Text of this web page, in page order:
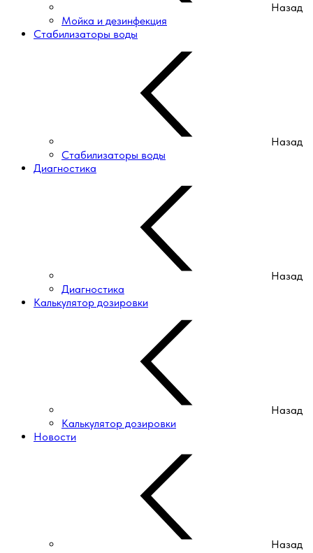
Назад
Мойка и дезинфекция
Стабилизаторы воды
Назад
Стабилизаторы воды
Диагностика
Назад
Диагностика
Калькулятор дозировки
Назад
Калькулятор дозировки
Новости
Назад